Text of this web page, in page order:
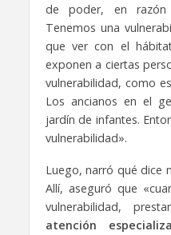
de poder, en razón
Tenemos una
que ver con el
exponen a ciertas
vulnerabilidad, como
Los ancianos en el
jardín de infantes.
vulnerabilidad».
Luego, narró qué dice
Allí, aseguró que
vulnerabilidad,
atención